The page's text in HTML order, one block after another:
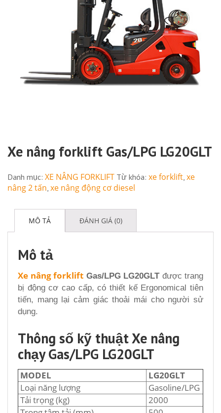
Xe nâng forklift Gas/LPG LG20GLT
Danh mục: XE NÂNG FORKLIFT Từ khóa: xe forklift, xe
nâng 2 tấn, xe nâng động cơ diesel
MÔ TẢ ĐÁNH GIÁ (0)
Mô tả
Xe nâng forklift Gas/LPG LG20GLTđược trang
bị động cơ cao cấp, có thiết kế Ergonomical tiên
tiến, mang lại cảm giác thoải mái cho người sử
dụng.
Thông số kỹ thuật Xe nâng
chạy Gas/LPG LG20GLT
MODEL
LG20GLT
Loại năng lượng
Gasoline/LPG
Tải trọng (kg)
2000